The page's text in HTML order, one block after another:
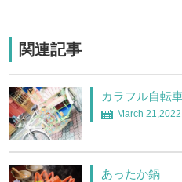
関連記事
カラフル自転
March 21,2022
あったか鍋